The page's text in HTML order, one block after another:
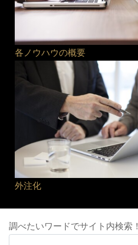
各ノウハウの概要
外注化
調べたいワードでサイト内検索！